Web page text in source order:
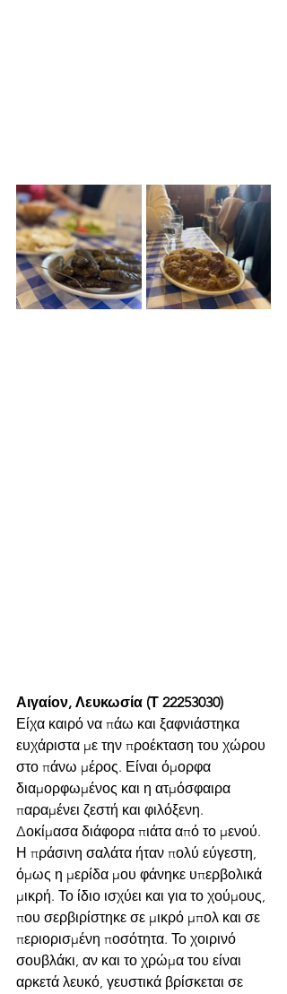
Αιγαίον, Λευκωσία (Τ 22253030)
Είχα καιρό να πάω και ξαφνιάστηκα
ευχάριστα με την προέκταση του χώρου
στο πάνω μέρος. Είναι όμορφα
διαμορφωμένος και η ατμόσφαιρα
παραμένει ζεστή και φιλόξενη.
Δοκίμασα διάφορα πιάτα από το μενού.
Η πράσινη σαλάτα ήταν πολύ εύγεστη,
όμως η μερίδα μου φάνηκε υπερβολικά
μικρή. Το ίδιο ισχύει και για το χούμους,
που σερβιρίστηκε σε μικρό μπολ και σε
περιορισμένη ποσότητα. Το χοιρινό
σουβλάκι, αν και το χρώμα του είναι
αρκετά λευκό, γευστικά βρίσκεται σε